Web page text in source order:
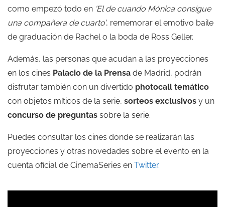
como empezó todo en ‘El de cuando Mónica consigue
una compañera de cuarto’, rememorar el emotivo baile
de graduación de Rachel o la boda de Ross Geller.
Además, las personas que acudan a las proyecciones
en los cines Palacio de la Prensa de Madrid, podrán
disfrutar también con un divertido photocall temático
con objetos míticos de la serie, sorteos exclusivos y un
concurso de preguntas sobre la serie.
Puedes consultar los cines donde se realizarán las
proyecciones y otras novedades sobre el evento en la
cuenta oficial de CinemaSeries en Twitter.